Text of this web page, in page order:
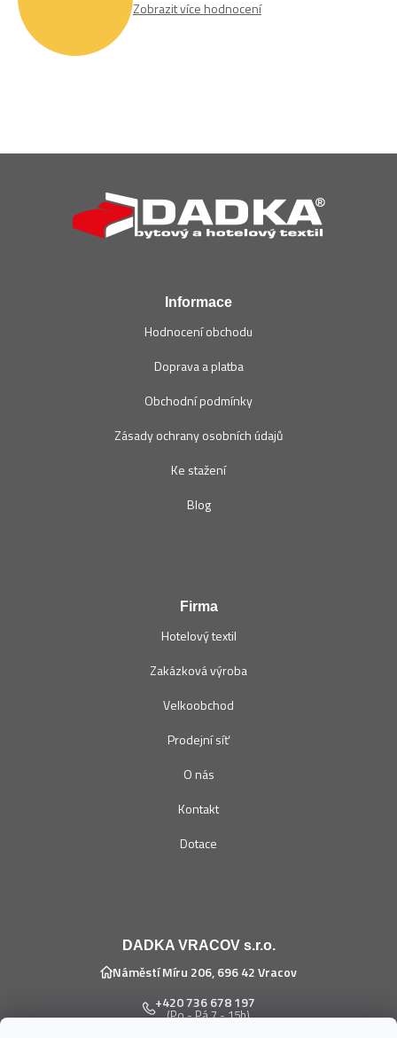
Zobrazit více hodnocení
Informace
Hodnocení obchodu
Doprava a platba
Obchodní podmínky
Zásady ochrany osobních údajů
Ke stažení
Blog
Firma
Hotelový textil
Zakázková výroba
Velkoobchod
Prodejní síť
O nás
Kontakt
Dotace
DADKA VRACOV s.r.o.
Náměstí Míru 206, 696 42 Vracov
+420 736 678 197
(Po - Pá 7 - 15h)